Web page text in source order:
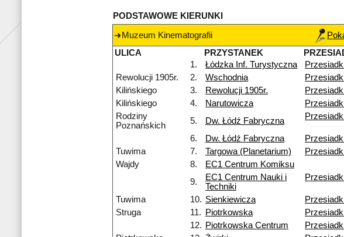
PODSTAWOWE KIERUNKI
Muzeum Kinematografii
ULICA
PRZYSTANEK
1.
Łódzka Inf. Turystyczna
Rewolucji 1905r.
2. Wschodnia
Kilińskiego
3. Rewolucji 1905r.
Kilińskiego
4. Narutowicza
Rodziny
Poznańskich
5. Dw. Łódź Fabryczna
6. Dw. Łódź Fabryczna
Tuwima
7. Targowa (Planetarium)
Wajdy
8.
EC1 Centrum Komiksu
9.
EC1 Centrum Nauki i
Techniki
Tuwima 10. Sienkiewicza
Struga
11. Piotrkowska
12. Piotrkowska Centrum